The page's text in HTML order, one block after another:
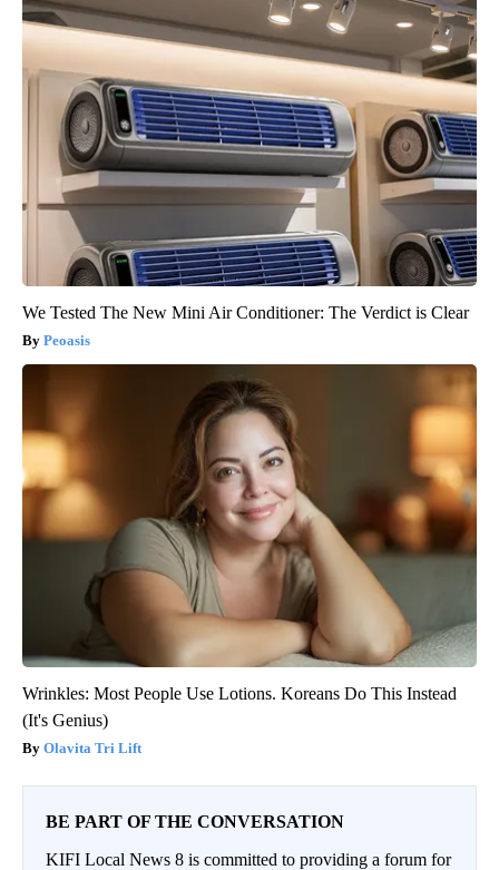
We Tested The New Mini Air Conditioner: The Verdict is Clear
Peoasis
Wrinkles: Most People Use Lotions. Koreans Do This Instead
(It's Genius)
Olavita Tri Lift
BE PART OF THE CONVERSATION
KIFI Local News 8 is committed to providing a forum for